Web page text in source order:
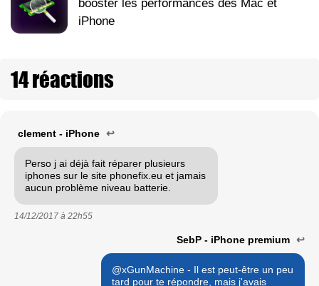
booster les performances des Mac et
iPhone
14 réactions
clement - iPhone ↩
Perso j ai déjà fait réparer plusieurs
iphones sur le site phonefix.eu et jamais
aucun problème niveau batterie.
14/12/2017 à 22h55
SebP - iPhone premium ↩
@xGunMachine - Il est peut-être un peu
tard pour te répondre, mais j'avais